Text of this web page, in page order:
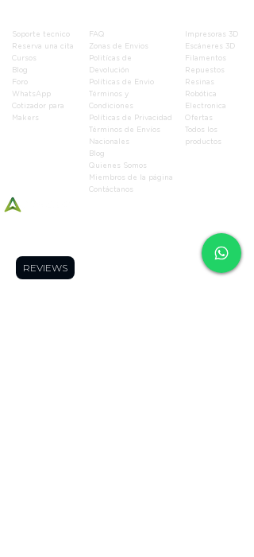
Soporte tecnico
Reserva una cita
Cursos
Blog
Foro
WhatsApp
Cotizador para
Makers
FAQ
Zonas de Envios
Politícas de
Devolución
Políticas de Envio
Términos y
Condiciones
Políticas de Privacidad
Términos de Envíos
Nacionales
Blog
Quienes Somos
Miembros de la página
Contáctanos
Impresoras 3D
Escáneres 3D
Filamentos
Repuestos
Resinas
Robótica
Electronica
Ofertas
Todos los
productos
REVIEWS